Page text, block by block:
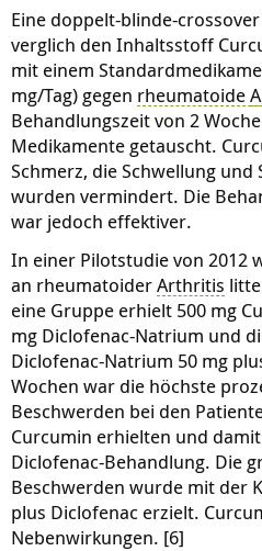
Eine doppelt-blinde-
verglich den Inhaltsstoff
mit einem
mg/Tag) gegen rheumatoide
Behandlungszeit von 2
Medikamente getauscht.
Schmerz, die Schwellung und
wurden vermindert. Die
war jedoch effektiver.
In einer Pilotstudie von 2012
an rheumatoiderArthritis
eine Gruppe erhielt 500 mg
mg Diclofenac-Natrium und
Diclofenac-Natrium 50 mg
Wochen war die höchste
Beschwerden bei den
Curcumin erhielten und
Diclofenac-Behandlung. Die
Beschwerden wurde mit der
plus Diclofenac erzielt.
Nebenwirkungen. [6]